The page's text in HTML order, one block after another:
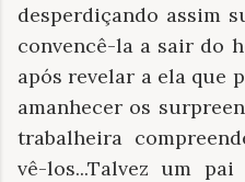
desperdiçando assim
convencê-la a sair do
após revelar a ela que
amanhecer os
trabalheira
vê-los...Talvez um